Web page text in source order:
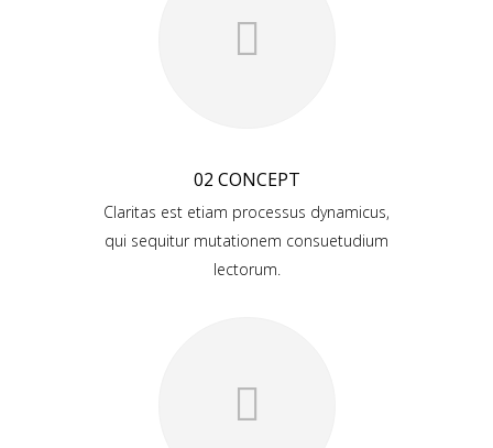
02 CONCEPT
Claritas est etiam processus dynamicus,
qui sequitur mutationem consuetudium
lectorum.